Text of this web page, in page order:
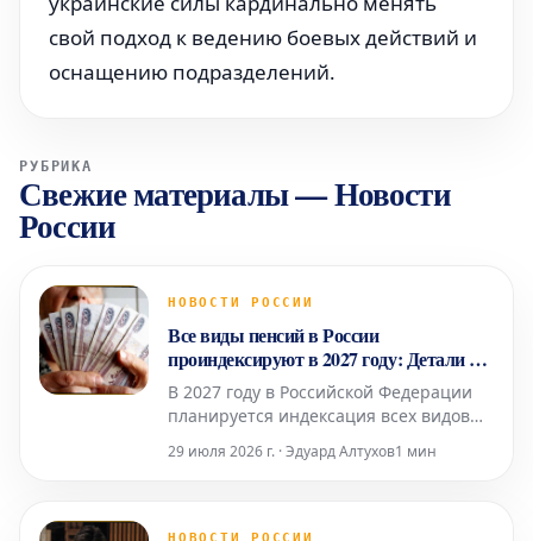
свой подход к ведению боевых действий и
оснащению подразделений.
РУБРИКА
Свежие материалы—Новости
России
НОВОСТИ РОССИИ
Все виды пенсий в России
проиндексируют в 2027 году: Детали от
эксперта
В 2027 году в Российской Федерации
планируется индексация всех видов
сроки и механизмы их осуществления
Об этом сообщила Людмила Иванова-
29 июля 2026 г. · Эдуард Алтухов1 мин